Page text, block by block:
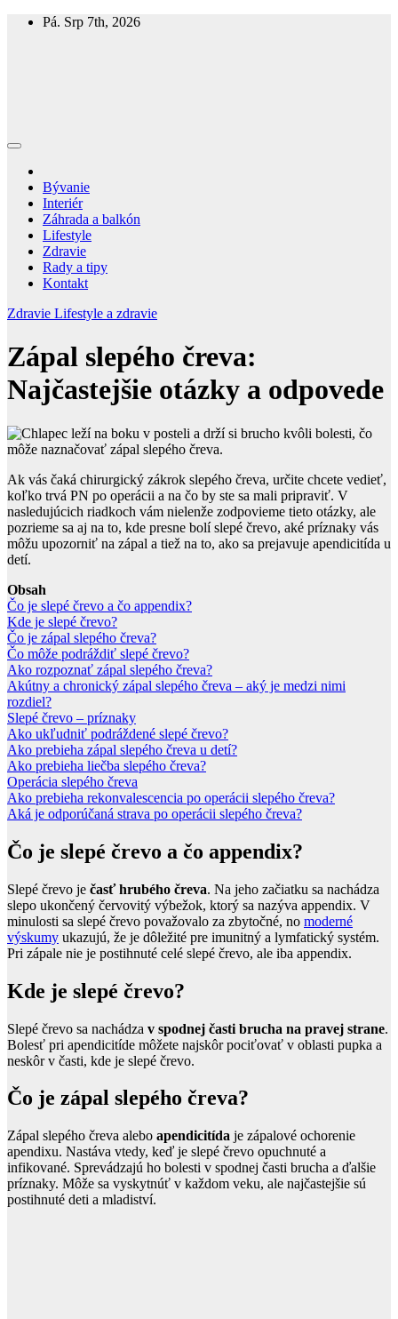
Skip
Pá. Srp 7th, 2026
Bývanie
Interiér
Záhrada a balkón
Lifestyle
Zdravie
Rady a tipy
Kontakt
Zdravie Lifestyle a zdravie
Zápal slepého čreva:
Najčastejšie otázky a odpovede
Ak vás čaká chirurgický zákrok slepého čreva, určite chcete vedieť,
koľko trvá PN po operácii a na čo by ste sa mali pripraviť. V
nasledujúcich riadkoch vám nielenže zodpovieme tieto otázky, ale
pozrieme sa aj na to, kde presne bolí slepé črevo, aké príznaky vás
môžu upozorniť na zápal a tiež na to, ako sa prejavuje apendicitída u
detí.
Obsah
Čo je slepé črevo a čo appendix?
Kde je slepé črevo?
Čo je zápal slepého čreva?
Čo môže podráždiť slepé črevo?
Ako rozpoznať zápal slepého čreva?
Akútny a chronický zápal slepého čreva – aký je medzi nimi
rozdiel?
Slepé črevo – príznaky
Ako ukľudniť podráždené slepé črevo?
Ako prebieha zápal slepého čreva u detí?
Ako prebieha liečba slepého čreva?
Operácia slepého čreva
Ako prebieha rekonvalescencia po operácii slepého čreva?
Aká je odporúčaná strava po operácii slepého čreva?
Čo je slepé črevo a čo appendix?
Slepé črevo je časť hrubého čreva. Na jeho začiatku sa nachádza
slepo ukončený červovitý výbežok, ktorý sa nazýva appendix. V
minulosti sa slepé črevo považovalo za zbytočné, no moderné
výskumy ukazujú, že je dôležité pre imunitný a lymfatický systém.
Pri zápale nie je postihnuté celé slepé črevo, ale iba appendix.
Kde je slepé črevo?
Slepé črevo sa nachádza v spodnej časti brucha na pravej strane.
Bolesť pri apendicitíde môžete najskôr pociťovať v oblasti pupka a
neskôr v časti, kde je slepé črevo.
Čo je zápal slepého čreva?
Zápal slepého čreva alebo apendicitída je zápalové ochorenie
apendixu. Nastáva vtedy, keď je slepé črevo opuchnuté a
infikované. Sprevádzajú ho bolesti v spodnej časti brucha a ďalšie
príznaky. Môže sa vyskytnúť v každom veku, ale najčastejšie sú
postihnuté deti a mladiství.